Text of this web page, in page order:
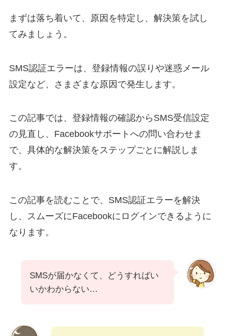
まずは落ち着いて、原因を特定し、解決策を試し
てみましょう。
SMS認証エラーは、登録情報の誤りや迷惑メール
設定など、さまざまな原因で発生します。
この記事では、登録情報の確認からSMS受信設定
の見直し、Facebookサポートへの問い合わせま
で、具体的な解決策をステップごとに解説しま
す。
この記事を読むことで、SMS認証エラーを解決
し、スムーズにFacebookにログインできるように
なります。
SMSが届かなくて、どうすればい
いかわからない…